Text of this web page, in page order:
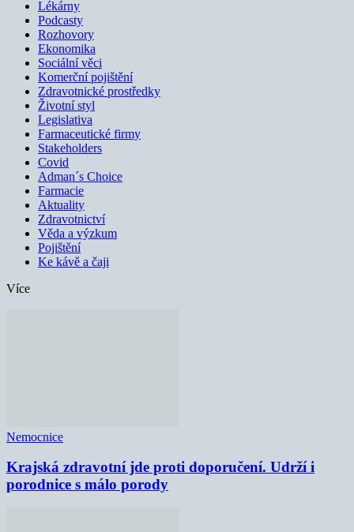
Lékárny
Podcasty
Rozhovory
Ekonomika
Sociální věci
Komerční pojištění
Zdravotnické prostředky
Životní styl
Legislativa
Farmaceutické firmy
Stakeholders
Covid
Adman´s Choice
Farmacie
Aktuality
Zdravotnictví
Věda a výzkum
Pojištění
Ke kávě a čaji
Více
Nemocnice
Krajská zdravotní jde proti doporučení. Udrží i
porodnice s málo porody